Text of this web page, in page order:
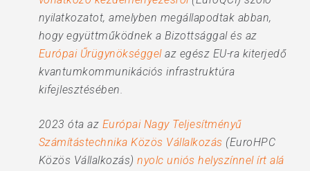
nyilatkozatot, amelyben megállapodtak abban,
hogy együttműködnek a Bizottsággal és az
Európai Űrügynökséggelaz egész EU-ra kiterjedő
kvantumkommunikációs infrastruktúra
kifejlesztésében.
2023 óta az Európai Nagy Teljesítményű
Számítástechnika Közös Vállalkozás (EuroHPC
Közös Vállalkozás)nyolc uniós helyszínnel írt alá